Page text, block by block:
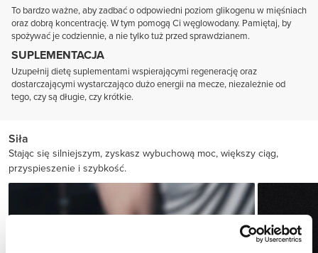
To bardzo ważne, aby zadbać o odpowiedni poziom glikogenu w mięśniach
oraz dobrą koncentrację. W tym pomogą Ci węglowodany. Pamiętaj, by
spożywać je codziennie, a nie tylko tuż przed sprawdzianem.
SUPLEMENTACJA
Uzupełnij dietę suplementami wspierającymi regenerację oraz
dostarczającymi wystarczająco dużo energii na mecze, niezależnie od
tego, czy są długie, czy krótkie.
Siła
Stając się silniejszym, zyskasz wybuchową moc, większy ciąg,
przyspieszenie i szybkość.